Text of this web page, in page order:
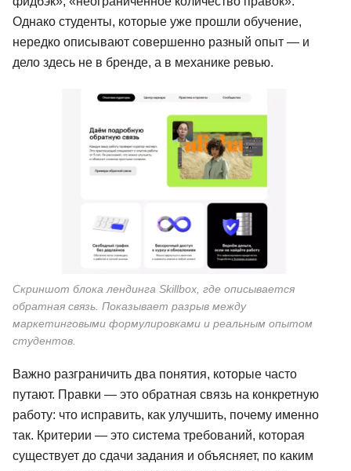
Однако студенты, которые уже прошли обучение,
нередко описывают совершенно разный опыт — и
дело здесь не в бренде, а в механике ревью.
Скриншот блока лендинга Skillbox, где описывается
обратная связь. Показывает разрыв между
маркетинговыми формулировками и реальным опытом
студентов.
Важно разграничить два понятия, которые часто
путают. Правки — это обратная связь на конкретную
работу: что исправить, как улучшить, почему именно
так. Критерии — это система требований, которая
существует до сдачи задания и объясняет, по каким
Рейтинг онлайн-школ